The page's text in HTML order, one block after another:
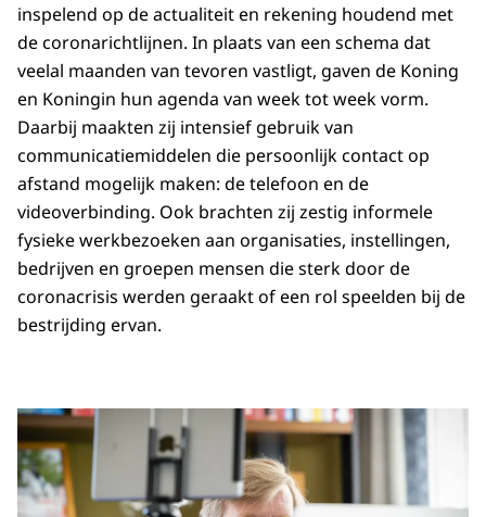
inspelend op de actualiteit en rekening houdend met
de coronarichtlijnen. In plaats van een schema dat
veelal maanden van tevoren vastligt, gaven de Koning
en Koningin hun agenda van week tot week vorm.
Daarbij maakten zij intensief gebruik van
communicatiemiddelen die persoonlijk contact op
afstand mogelijk maken: de telefoon en de
videoverbinding. Ook brachten zij zestig informele
fysieke werkbezoeken aan organisaties, instellingen,
bedrijven en groepen mensen die sterk door de
coronacrisis werden geraakt of een rol speelden bij de
bestrijding ervan.